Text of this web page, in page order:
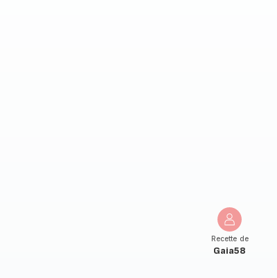
Recette de
Gaia58